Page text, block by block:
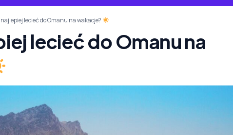
najlepiej lecieć do Omanu na wakacje?
lecieć do Omanu na